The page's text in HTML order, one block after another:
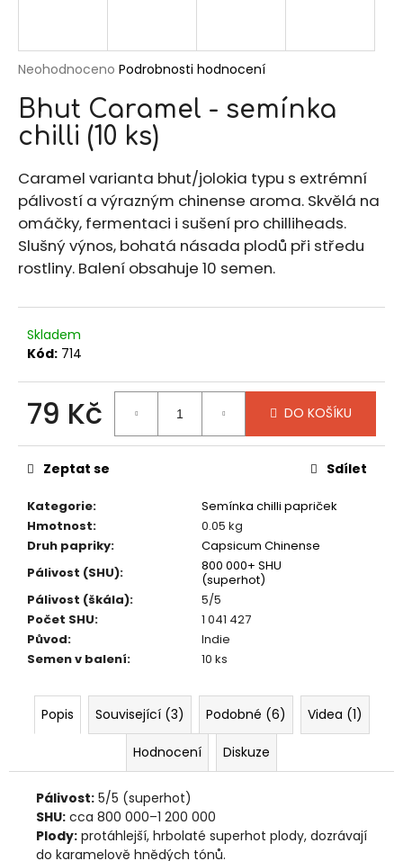
Průměrné
produktu
0,0
5
hvězdiček.
Neohodnoceno Podrobnosti hodnocení
Bhut Caramel - semínka
chilli (10 ks)
Caramel varianta bhut/jolokia typu s extrémní
pálivostí a výrazným chinense aroma. Skvělá na
omáčky, fermentaci i sušení pro chilliheads.
Slušný výnos, bohatá násada plodů při středu
rostliny. Balení obsahuje 10 semen.
Skladem
Kód: 714
79 Kč DO KOŠÍKU
Kategorie:
Semínka chilli papriček
Hmotnost:
0.05 kg
Druh papriky:
Capsicum Chinense
Pálivost (SHU):
800 000+ SHU
(superhot)
Pálivost (škála):
5/5
Počet SHU:
1 041 427
Původ:
Indie
Semen v balení: 10 ks
Zeptat se Sdílet
Popis Související (3) Podobné (6) Videa (1)
Hodnocení Diskuze
Pálivost: 5/5 (superhot)
SHU: cca 800 000–1 200 000
Plody: protáhlejší, hrbolaté superhot plody, dozrávají
do karamelově hnědých tónů.
j
í
t
?
HLEDAT
o
p
o
u
č
j
e
e
DRAGON
´S
BLOOD
249
Kč